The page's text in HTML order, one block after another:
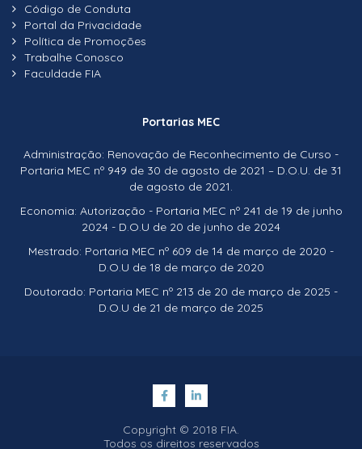
Código de Conduta
Portal da Privacidade
Política de Promoções
Trabalhe Conosco
Faculdade FIA
Portarias MEC
Administração: Renovação de Reconhecimento de Curso -
Portaria MEC nº 949 de 30 de agosto de 2021 – D.O.U. de 31
de agosto de 2021.
Economia: Autorização - Portaria MEC nº 241 de 19 de junho
2024 - D.O.U de 20 de junho de 2024
Mestrado: Portaria MEC nº 609 de 14 de março de 2020 -
D.O.U de 18 de março de 2020
Doutorado: Portaria MEC nº 213 de 20 de março de 2025 -
D.O.U de 21 de março de 2025
Copyright © 2018 FIA.
Todos os direitos reservados